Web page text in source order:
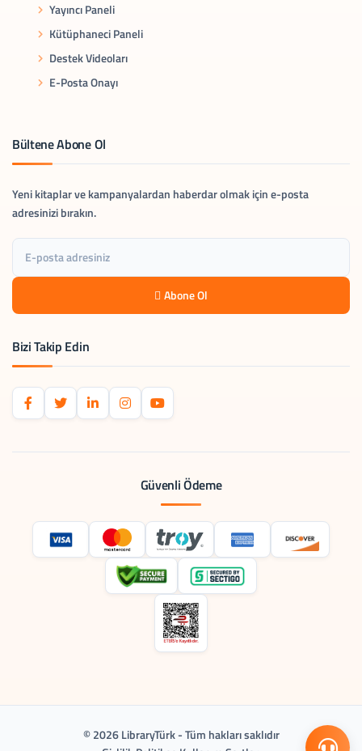
Yayıncı Paneli
Kütüphaneci Paneli
Destek Videoları
E-Posta Onayı
Bültene Abone Ol
Yeni kitaplar ve kampanyalardan haberdar olmak için e-posta
adresinizi bırakın.
Abone Ol
Bizi Takip Edin
Güvenli Ödeme
© 2026 LibraryTürk - Tüm hakları saklıdır